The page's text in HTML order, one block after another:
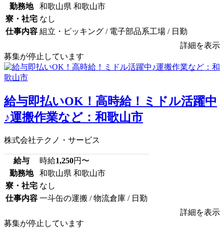
勤務地
和歌山県 和歌山市
寮・社宅 なし
仕事内容 組立・ピッキング / 電子部品系工場 / 日勤
詳細を表示
募集が停止しています
給与即払いOK！高時給！ミドル活躍中
♪運搬作業など：和歌山市
株式会社テクノ・サービス
給与 時給1,250円〜
勤務地
和歌山県 和歌山市
寮・社宅 なし
仕事内容 一斗缶の運搬 / 物流倉庫 / 日勤
詳細を表示
募集が停止しています